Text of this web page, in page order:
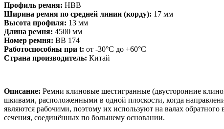
Профиль ремня: НВВ
Ширина ремня по средней линии (корду): 17 мм
Высота профиля: 13 мм
Длина ремня: 4500 мм
Номер ремня: BB 174
Работоспособны при t: от -30°C до +60°C
Страна производитель: Китай
Описание: Ремни клиновые шестигранные (двусторонние
шкивами, расположенными в одной плоскости, когда
являются рабочими, поэтому их используют на валах
сечения, соединённых по большему основании.